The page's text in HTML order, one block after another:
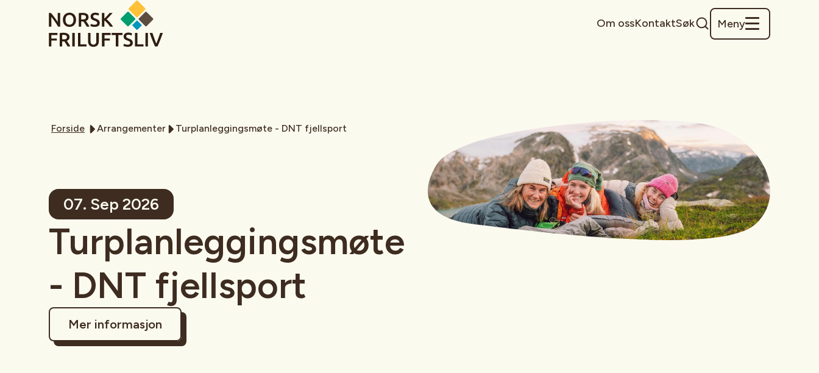
Om ossKontaktSøk Meny
Forside Arrangementer Turplanleggingsmøte - DNT fjellsport
07. Sep 2026
Turplanleggingsmøte
- DNT fjellsport
Mer informasjon